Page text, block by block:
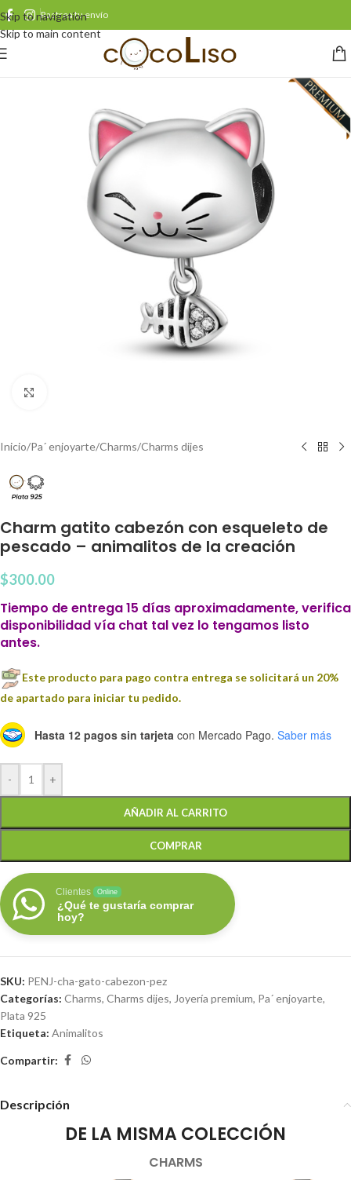
Skip to navigation
Skip to main content
Rastrea tu envío
Inicio/Pa´ enjoyarte/Charms/Charms dijes
Charm gatito cabezón con esqueleto de
pescado – animalitos de la creación
$300.00
Tiempo de entrega 15 días aproximadamente, verifica
disponibilidad vía chat tal vez lo tengamos listo
antes.
Este producto para pago contra entrega se solicitará un 20%
de apartado para iniciar tu pedido.
Hasta 12 pagos sin tarjeta con Mercado Pago. Saber más
- +
AÑADIR AL CARRITO
COMPRAR
Clientes Online
¿Qué te gustaría comprar
hoy?
SKU: PENJ-cha-gato-cabezon-pez
Categorías: Charms, Charms dijes, Joyería premium, Pa´ enjoyarte,
Plata 925
Etiqueta: Animalitos
Compartir:
Descripción
DE LA MISMA COLECCIÓN
CHARMS